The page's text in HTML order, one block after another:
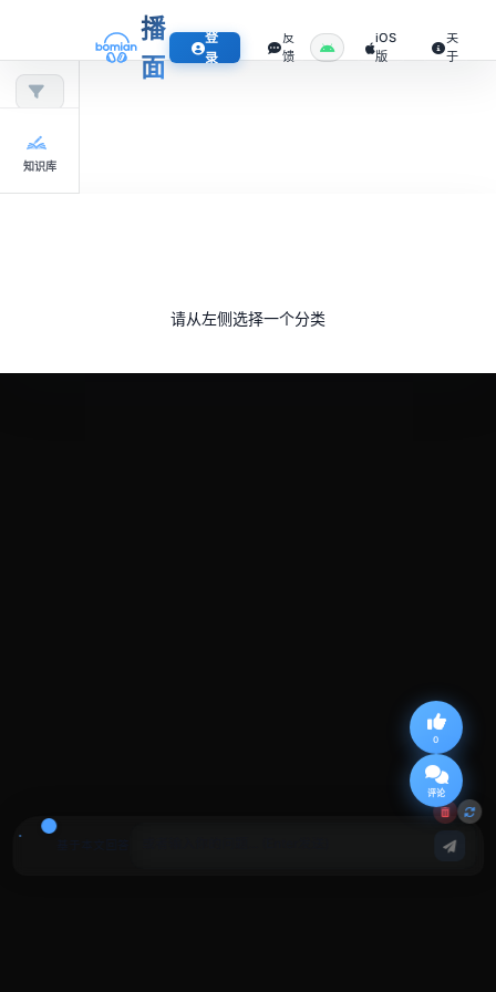
播
面
登
录
反
馈
iOS
版
关
于
0
评论
知识库
请从左侧选择一个分类